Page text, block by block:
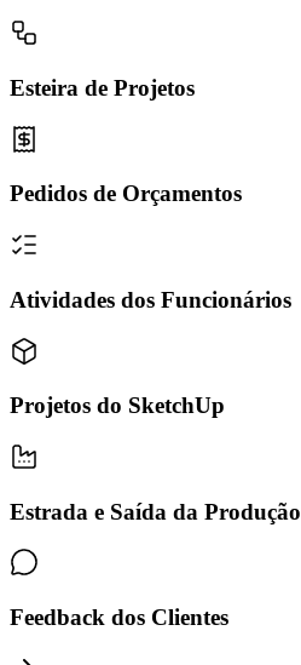
Esteira de Projetos
Pedidos de Orçamentos
Atividades dos Funcionários
Projetos do SketchUp
Estrada e Saída da Produção
Feedback dos Clientes